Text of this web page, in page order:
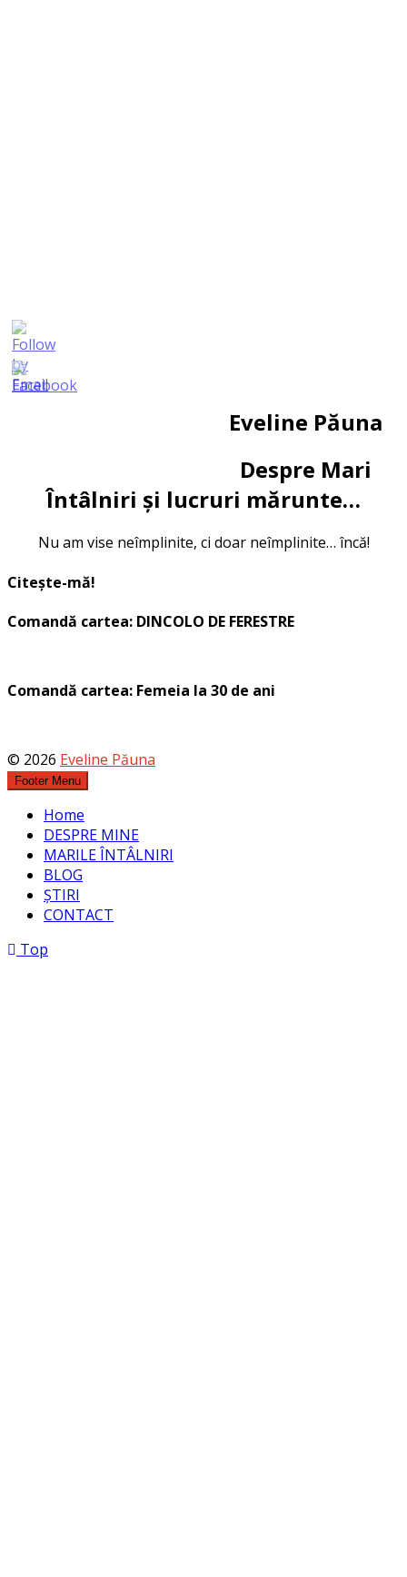
Eveline Păuna
Despre Mari
Întâlniri și lucruri mărunte…
Nu am vise neîmplinite, ci doar neîmplinite… încă!
Citește-mă!
Comandă cartea: DINCOLO DE FERESTRE
Comandă cartea: Femeia la 30 de ani
© 2026 Eveline Păuna
Footer Menu
Home
DESPRE MINE
MARILE ÎNTÂLNIRI
BLOG
ȘTIRI
CONTACT
Top